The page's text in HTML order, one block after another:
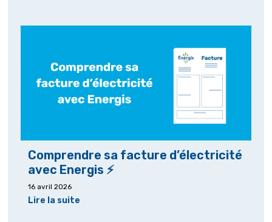
Comprendre sa facture d’électricité
avec Energis ⚡
16 avril 2026
Lire la suite